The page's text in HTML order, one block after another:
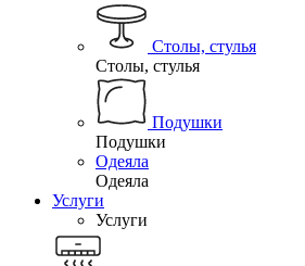
Столы, стулья
Столы, стулья
Подушки
Подушки
Одеяла
Одеяла
Услуги
Услуги